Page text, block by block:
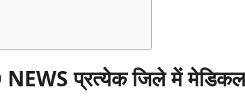
प्रत्येक जिले में